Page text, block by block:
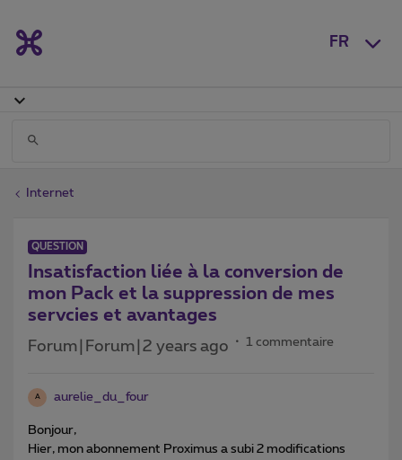
FR
Internet
QUESTION
Insatisfaction liée à la conversion de
mon Pack et la suppression de mes
servcies et avantages
Forum|Forum|2 years ago 1 commentaire
A aurelie_du_four
Bonjour,
Hier, mon abonnement Proximus a subi 2 modifications